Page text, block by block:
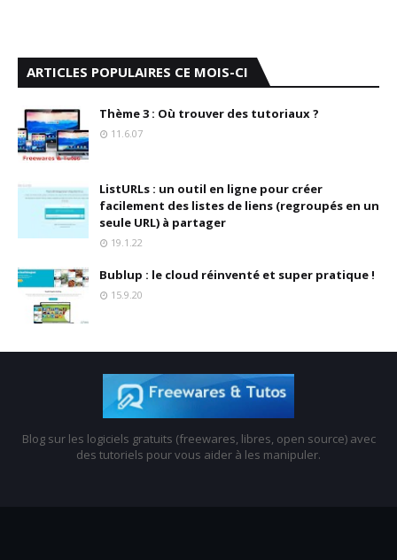
ARTICLES POPULAIRES CE MOIS-CI
Thème 3 : Où trouver des tutoriaux ?
11.6.07
ListURLs : un outil en ligne pour créer
facilement des listes de liens (regroupés en un
seule URL) à partager
19.1.22
Bublup : le cloud réinventé et super pratique !
15.9.20
Blog sur les logiciels gratuits (freewares, libres, open source) avec
des tutoriels pour vous aider à les manipuler.